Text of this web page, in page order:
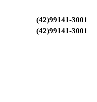
(42)99141-3001
(42)99141-3001